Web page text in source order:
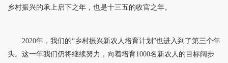
乡村振兴的承上启下之年，也是十三五的收官之年。
2020年，我们的“乡村振兴新农人培育计划”也进入到了第三个年
头。这一年我们仍将继续努力，向着培育1000名新农人的目标阔步